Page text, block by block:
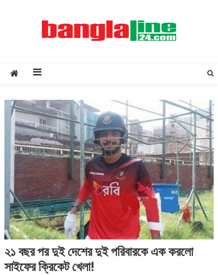
২১ বছর পর দুই দেশের দুই পরিবারকে এক করলো
সাইফের ক্রিকেট খেলা!